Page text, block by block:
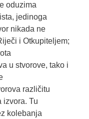
oduzima
jedinoga
nikada ne
i Otkupiteljem;
u stvorove, tako i
različitu
izvora. Tu
kolebanja